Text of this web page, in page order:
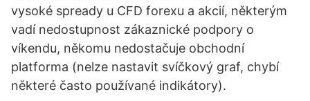
vysoké spready u CFD forexu a akcií, některým
vadí nedostupnost zákaznické podpory o
víkendu, někomu nedostačuje obchodní
platforma (nelze nastavit svíčkový graf, chybí
některé často používané indikátory).